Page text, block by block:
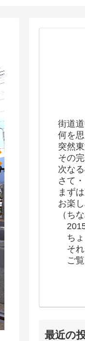
街道
何を
突然
その
次な
さて・
まず
お楽
（ち
2015
ちょ
それ
ご覧
最近の